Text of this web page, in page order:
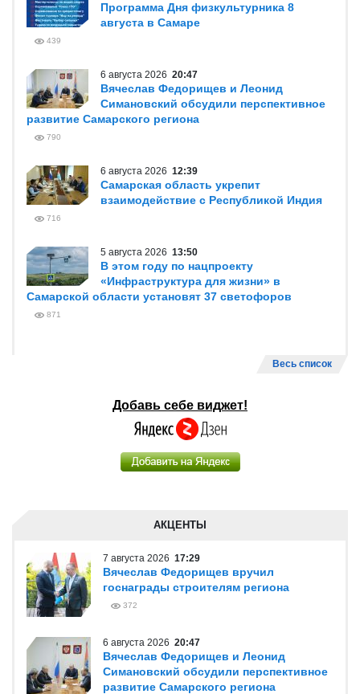
Программа Дня физкультурника 8
августа в Самаре
439
6 августа 2026 20:47
Вячеслав Федорищев и Леонид
Симановский обсудили перспективное
развитие Самарского региона
790
6 августа 2026 12:39
Самарская область укрепит
взаимодействие с Республикой Индия
716
5 августа 2026 13:50
В этом году по нацпроекту
«Инфраструктура для жизни» в
Самарской области установят 37 светофоров
871
Весь список
Добавь себе виджет!
АКЦЕНТЫ
7 августа 2026 17:29
Вячеслав Федорищев вручил
госнаграды строителям региона
372
6 августа 2026 20:47
Вячеслав Федорищев и Леонид
Симановский обсудили перспективное
развитие Самарского региона